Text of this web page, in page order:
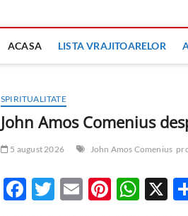
ACASA LISTA VRAJITOARELOR
SPIRITUALITATE
John Amos Comenius
5 august 2026 John Amos Comenius
F
T
E
Pi W X